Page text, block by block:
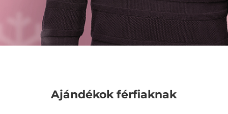
Ajándékok férfiaknak